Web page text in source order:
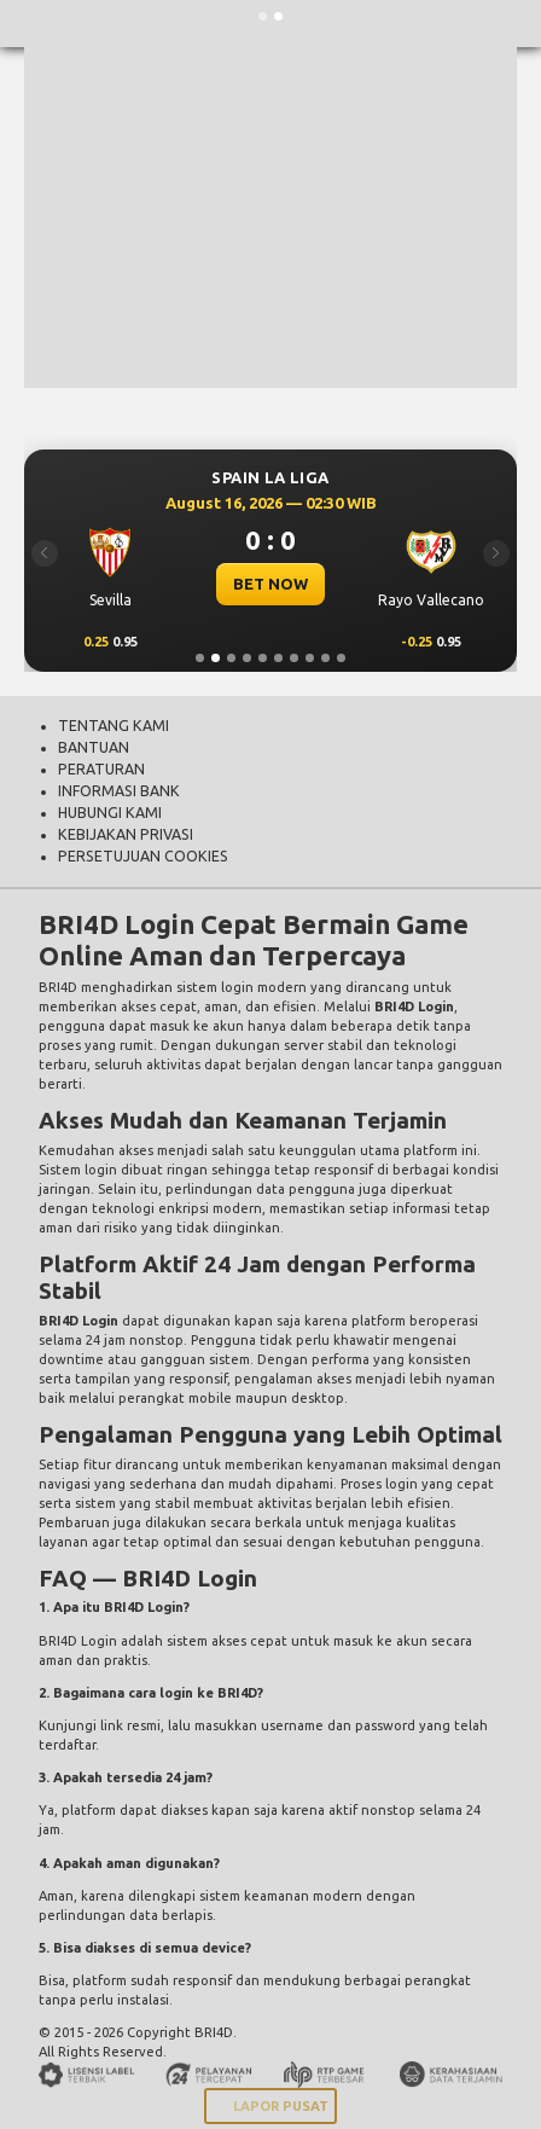
SPAIN LA LIGA
August 16, 2026 — 02:30 WIB
Sevilla
0 : 0
BET NOW
Rayo Vallecano
0.25 0.95 -0.25 0.95
Previous Next
TENTANG KAMI
BANTUAN
PERATURAN
INFORMASI BANK
HUBUNGI KAMI
KEBIJAKAN PRIVASI
PERSETUJUAN COOKIES
BRI4D Login Cepat Bermain Game
Online Aman dan Terpercaya
BRI4D menghadirkan sistem login modern yang dirancang untuk
memberikan akses cepat, aman, dan efisien. Melalui BRI4D Login
pengguna dapat masuk ke akun hanya dalam beberapa detik tanpa
proses yang rumit. Dengan dukungan server stabil dan teknologi
terbaru, seluruh aktivitas dapat berjalan dengan lancar tanpa gangguan
berarti.
Akses Mudah dan Keamanan Terjamin
Kemudahan akses menjadi salah satu keunggulan utama platform ini.
Sistem login dibuat ringan sehingga tetap responsif di berbagai kondisi
jaringan. Selain itu, perlindungan data pengguna juga diperkuat
dengan teknologi enkripsi modern, memastikan setiap informasi tetap
aman dari risiko yang tidak diinginkan.
Platform Aktif 24 Jam dengan Performa
Stabil
BRI4D Login dapat digunakan kapan saja karena platform beroperasi
selama 24 jam nonstop. Pengguna tidak perlu khawatir mengenai
downtime atau gangguan sistem. Dengan performa yang konsisten
serta tampilan yang responsif, pengalaman akses menjadi lebih nyaman
baik melalui perangkat mobile maupun desktop.
Pengalaman Pengguna yang Lebih Optimal
Setiap fitur dirancang untuk memberikan kenyamanan maksimal dengan
navigasi yang sederhana dan mudah dipahami. Proses login yang cepat
serta sistem yang stabil membuat aktivitas berjalan lebih efisien.
Pembaruan juga dilakukan secara berkala untuk menjaga kualitas
layanan agar tetap optimal dan sesuai dengan kebutuhan pengguna.
FAQ — BRI4D Login
1. Apa itu BRI4D Login?
BRI4D Login adalah sistem akses cepat untuk masuk ke akun secara
aman dan praktis.
2. Bagaimana cara login ke BRI4D?
Kunjungi link resmi, lalu masukkan username dan password yang telah
terdaftar.
3. Apakah tersedia 24 jam?
Ya, platform dapat diakses kapan saja karena aktif nonstop selama 24
jam.
4. Apakah aman digunakan?
Aman, karena dilengkapi sistem keamanan modern dengan
perlindungan data berlapis.
5. Bisa diakses di semua device?
Bisa, platform sudah responsif dan mendukung berbagai perangkat
tanpa perlu instalasi.
© 2015 - 2026 Copyright BRI4D.
All Rights Reserved.
LAPOR PUSAT